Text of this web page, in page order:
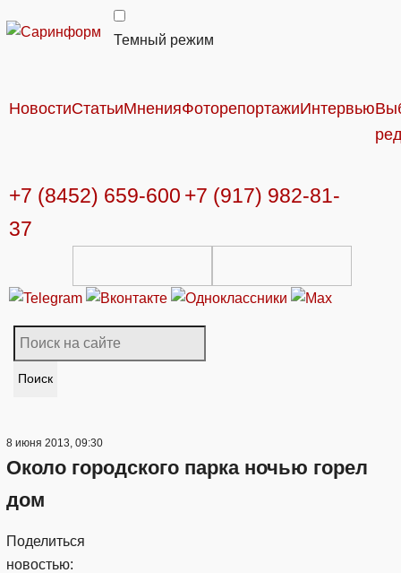
Темный режим
НовостиСтатьиМненияФоторепортажиИнтервью
+7 (8452) 659-600 +7 (917) 982-81-
37
Поиск
8 июня 2013, 09:30
Около городского парка ночью горел
дом
Поделиться
новостью: